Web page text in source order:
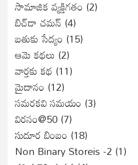
సామాజిక వ్యక్తిగతం (2)
బిచ్‌డా చమన్ (4)
బతుకు సేద్యం (15)
ఆమె కథలు (2)
వార్తకు కథ (11)
మైదానం (12)
సమరకవి సమయం (3)
విరసం@50 (7)
సుదూర బింబం (18)
Non Binary Storeis -2 (1)